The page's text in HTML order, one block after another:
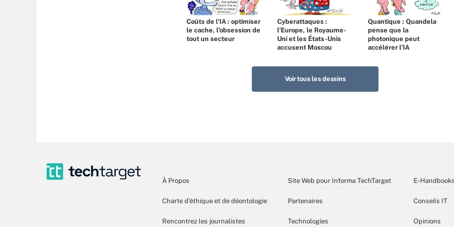
Coûts de l'IA : optimiser
le cache, l’obsession de
tout un secteur
Cyberattaques :
l’Europe, le Royaume-
Uni et les États-Unis
accusent Moscou
Quantique : Quandela
pense que la
photonique peut
accélérer l’IA
Voir tous les dessins
À Propos
Charte d’éthique et de déontologie
Rencontrez les journalistes
Site Web pour Informa TechTarget
Partenaires
Technologies
E-
Conseils IT
Opinions